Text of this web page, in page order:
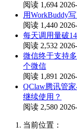
阅读 1,694
用WorkBuddy
阅读 1,440
每天调用量破
阅读 2,532
微信终于支持
个微信
阅读 1,891
QClaw腾讯管
继续使用？
阅读 2,580
当前位置：